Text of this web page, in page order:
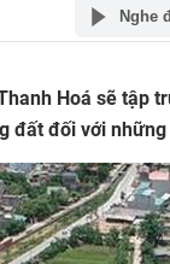
Nghe
Hoá sẽ tập
đất đối với